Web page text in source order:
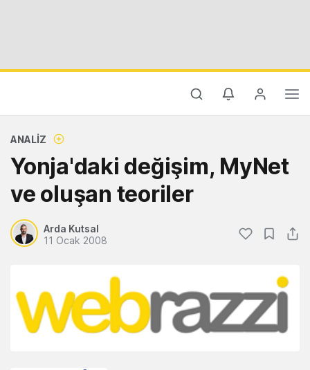
ANALIZ
Yonja'daki değişim, MyNet
ve oluşan teoriler
Arda Kutsal
11 Ocak 2008